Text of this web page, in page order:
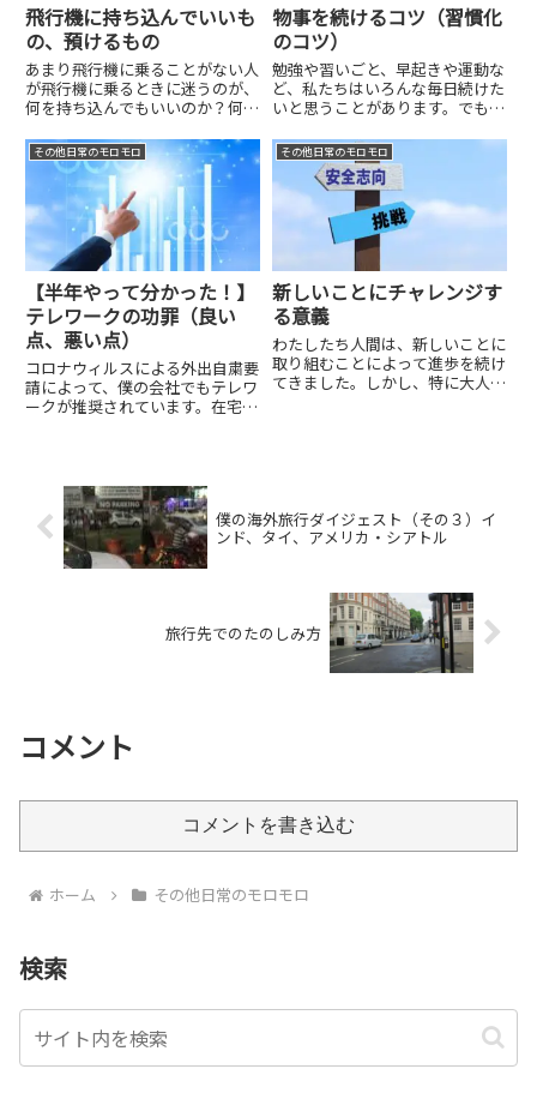
飛行機に持ち込んでいいも
の、預けるもの
あまり飛行機に乗ることがない人
が飛行機に乗るときに迷うのが、
何を持ち込んでもいいのか？何を
います。今日は、飛行機に持ち込
んでいいもの、いけないもの、カ
ウンターであずけていいもの、預
けてはいけないものなどについ
て...
物事を続けるコツ（習慣化
のコツ）
勉強や習いごと、早起きや運動な
ど、私たちはいろんな毎日続けた
いと思うことがあります。でも、
物事を（特に良いこと）を続ける
のはなかなか大変だったりしま
す。僕は物事を続けることが結構
得意です。僕が会社員として会社
に...
その他日常のモロモロ
【半年やって分かった！】
テレワークの功罪（良い
点、悪い点）
コロナウィルスによる外出自粛要
請によって、僕の会社でもテレワ
ークが推奨されています。在宅勤
務をするようになって、最近（今
日は5月17日）はほとんど会社...
その他日常のモロモロ
新しいことにチャレンジす
る意義
わたしたち人間は、新しいことに
取り組むことによって進歩を続け
てきました。しかし、特に大人に
僕の海外旅行ダイジェスト（その３）イ
ンド、タイ、アメリカ・シアトル
旅行先でのたのしみ方
コメント
コメントを書き込む
ホーム その他日常のモロモロ
検索